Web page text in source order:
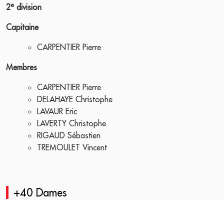
2e division
Capitaine
CARPENTIER Pierre
Membres
CARPENTIER Pierre
DELAHAYE Christophe
LAVAUR Eric
LAVERTY Christophe
RIGAUD Sébastien
TREMOULET Vincent
+40 Dames